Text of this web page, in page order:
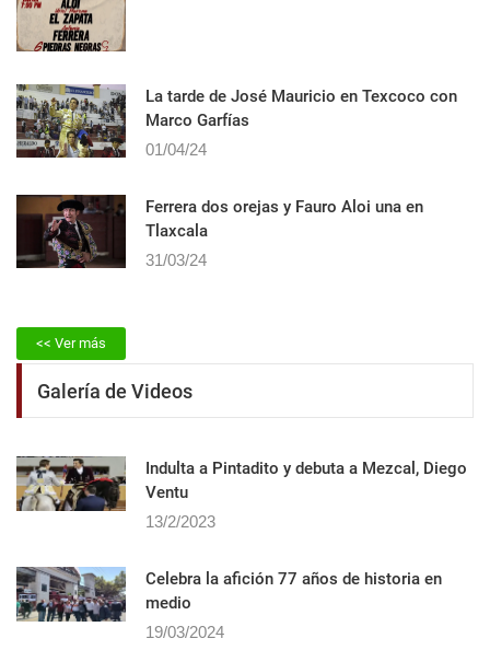
La tarde de José Mauricio en Texcoco con
Marco Garfías
01/04/24
Ferrera dos orejas y Fauro Aloi una en
Tlaxcala
31/03/24
<< Ver más
Galería de Videos
Indulta a Pintadito y debuta a Mezcal, Diego
Ventu
13/2/2023
Celebra la afición 77 años de historia en
medio
19/03/2024